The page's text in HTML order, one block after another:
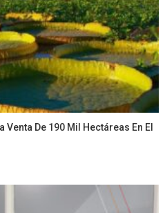
Venta De 190 Mil Hectáreas En El